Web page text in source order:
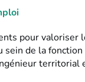
pour valoriser
sein de la
territorial